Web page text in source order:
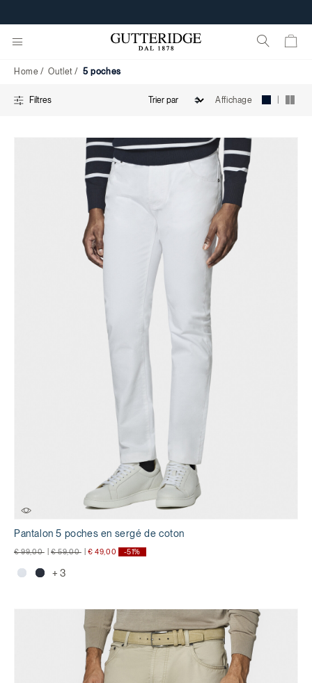
poches
Home Outlet 5 poches
Filtres Affichage |
Pantalon 5 poches en sergé de coton
Prix réduit de
€ 99,00à Prix réduit de
€ 59,00à € 49,00 -51%
+ 3